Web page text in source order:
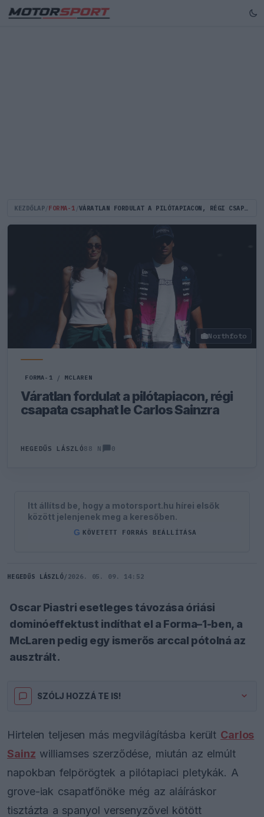
KEZDŐLAP FORMA-1 VÁRATLAN FORDULAT A PILÓTAPIACON, RÉGI CSAPATA CSAPHAT LE CARLOS SAINZRA
Northfoto
FORMA-1 / MCLAREN
Váratlan fordulat a pilótapiacon, régi
csapata csaphat le Carlos Sainzra
HEGEDŰS LÁSZLÓ88 N 0
Itt állítsd be, hogy a motorsport.hu hírei elsők
között jelenjenek meg a keresőben.
G KÖVETETT FORRÁS BEÁLLÍTÁSA
HEGEDŰS LÁSZLÓ/ 2026. 05. 09. 14:52
Oscar Piastri esetleges távozása óriási
dominóeffektust indíthat el a Forma–1-ben, a
McLaren pedig egy ismerős arccal pótolná az
ausztrált.
SZÓLJ HOZZÁ TE IS!
Hirtelen teljesen más megvilágításba került Carlos
Sainz williamses szerződése, miután az elmúlt
napokban felpörögtek a pilótapiaci pletykák. A
grove-iak csapatfőnöke még az aláíráskor
tisztázta a spanyol versenyzővel kötött